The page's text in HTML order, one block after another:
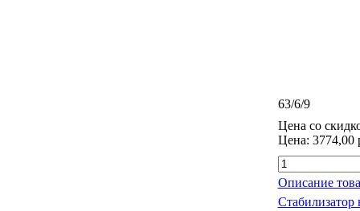
63/6/9
Цена со
Цена: 3774,00
Описание